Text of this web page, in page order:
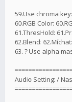
59.Use chroma
60.RGB Color:
61.ThresHold:
62.Blend: 62.Míchat:
63. ? Use alpha
Audio Setting: /